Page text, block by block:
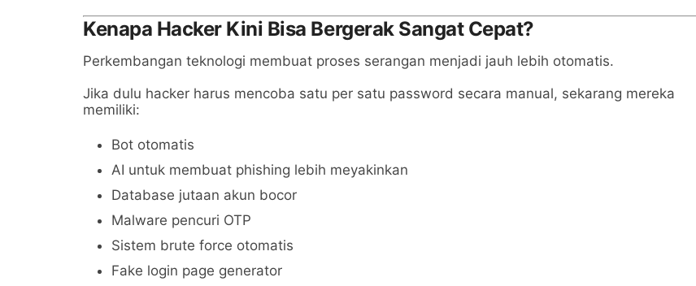
Kenapa Hacker Kini Bisa Bergerak Sangat Cepat?
Perkembangan teknologi membuat proses serangan menjadi jauh lebih otomatis.
Jika dulu hacker harus mencoba satu per satu password secara manual, sekarang mereka
memiliki:
Bot otomatis
AI untuk membuat phishing lebih meyakinkan
Database jutaan akun bocor
Malware pencuri OTP
Sistem brute force otomatis
Fake login page generator